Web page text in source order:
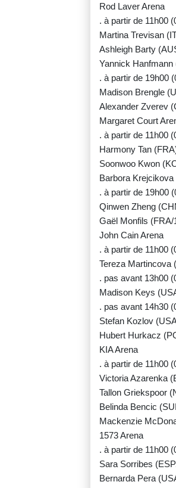
Rod Laver Arena
. à partir de 11h00
Martina Trevisan
Ashleigh Barty
Yannick
. à partir de 19h00
Madison Brengle
Alexander Zverev
Margaret Court
. à partir de 11h00
Harmony Tan
Soonwoo Kwon
Barbora
. à partir de 19h00
Qinwen Zheng
Gaël Monfils
John Cain Arena
. à partir de 11h00
Tereza Martincova
. pas avant 13h00
Madison Keys
. pas avant 14h30
Stefan Kozlov
Hubert Hurkacz
KIA Arena
. à partir de 11h00
Victoria Azarenka
Tallon Griekspoor
Belinda Bencic
Mackenzie
1573 Arena
. à partir de 11h00
Sara Sorribes
Bernarda Pera